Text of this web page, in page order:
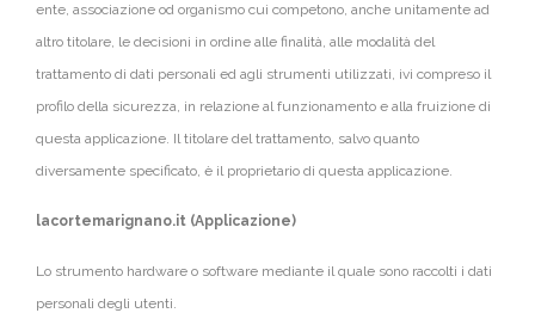
ente, associazione od organismo cui competono, anche unitamente ad
altro titolare, le decisioni in ordine alle finalità, alle modalità del
trattamento di dati personali ed agli strumenti utilizzati, ivi compreso il
profilo della sicurezza, in relazione al funzionamento e alla fruizione di
questa applicazione. Il titolare del trattamento, salvo quanto
diversamente specificato, è il proprietario di questa applicazione.
lacortemarignano.it (Applicazione)
Lo strumento hardware o software mediante il quale sono raccolti i dati
personali degli utenti.